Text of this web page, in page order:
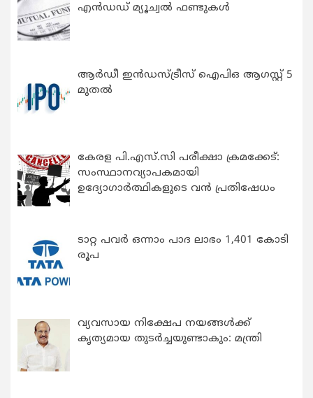
എന്‍ഡഡ് മ്യൂച്വല്‍ ഫണ്ടുകള്‍
ആർഡീ ഇൻഡസ്ട്രീസ് ഐപിഒ ആഗസ്റ്റ് 5
മുതൽ
കേരള പി.എസ്.സി പരീക്ഷാ ക്രമക്കേട്:
സംസ്ഥാനവ്യാപകമായി
ഉദ്യോഗാര്‍ത്ഥികളുടെ വന്‍ പ്രതിഷേധം
ടാറ്റ പവർ ഒന്നാം പാദ ലാഭം 1,401 കോടി
രൂപ
വ്യവസായ നിക്ഷേപ നയങ്ങള്‍ക്ക്
കൃത്യമായ തുടര്‍ച്ചയുണ്ടാകും: മന്ത്രി